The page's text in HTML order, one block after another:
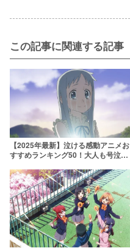
この記事に関連する記事
【2025年最新】泣ける感動アニメお
すすめランキング50！大人も号泣さ